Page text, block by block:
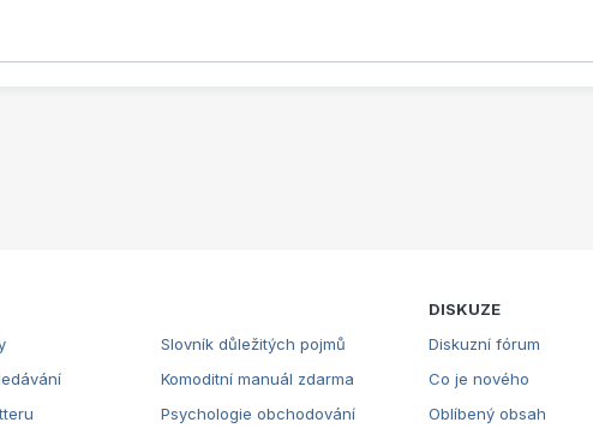
Slovník důležitých pojmů
Komoditní manuál zdarma
Psychologie obchodování
DISKUZE
Diskuzní fórum
Co je nového
Oblíbený obsah